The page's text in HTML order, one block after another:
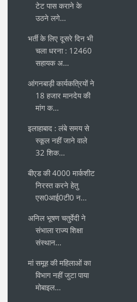
टेट पास कराने के
उठने लगे...
भर्ती के लिए दूसरे दिन भी
चला धरना : 12460
सहायक अ...
आंगनबाड़ी कार्यकत्रियों ने
18 हजार मानदेय की
मांग क...
इलाहाबाद : लंबे समय से
स्कूल नहीं जाने वाले
32 शिक...
बीएड की 4000 मार्कशीट
निरस्त करने हेतु
एस0आई0टी0 न...
अनिल भूषण चतुर्वेदी ने
संभाला राज्य शिक्षा
संस्थान...
मां समूह की महिलाओं का
विभाग नहीं जुटा पाया
मोबाइल...